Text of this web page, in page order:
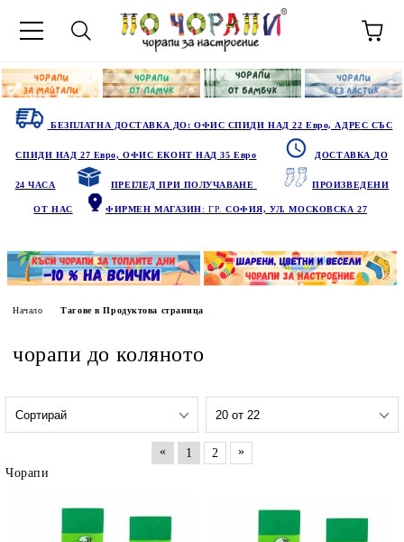
БЕЗПЛАТНА ДОСТАВКА ДО: ОФИС СПИДИ НАД 22 Евро, АДРЕС СЪС
СПИДИ НАД 27 Евро, ОФИС ЕКОНТ НАД 35 Евро ДОСТАВКА ДО
24 ЧАСА ПРЕГЛЕД ПРИ ПОЛУЧАВАНЕ ПРОИЗВЕДЕНИ
ОТ НАС ФИРМЕН МАГАЗИН: ГР.СОФИЯ, УЛ. МОСКОВСКА 27
Начало Тагове в Продуктова страница
чорапи до коляното
« 1 2
»
Чорапи